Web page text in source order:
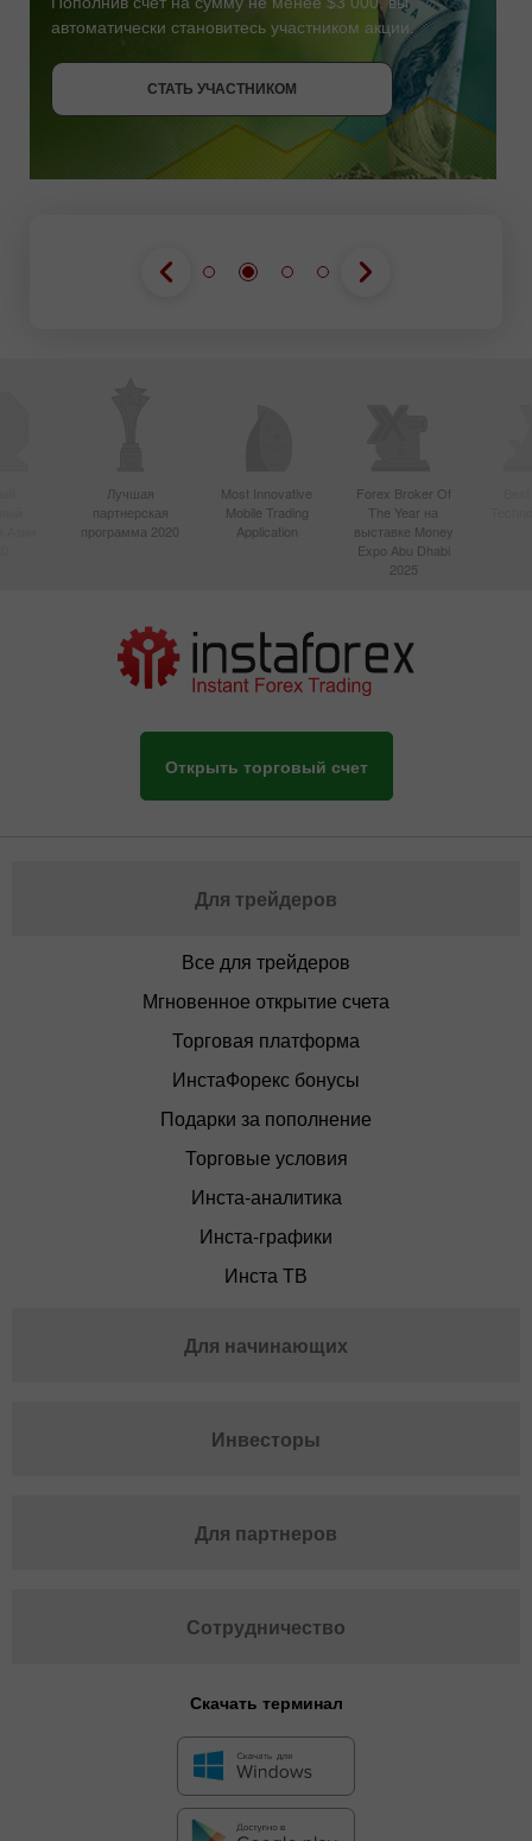
СТАТЬ УЧАСТНИКОМ
автоматически становитесь участником акции.
СТАТЬ УЧАСТНИКОМ
ПОЛУЧИТЬ БОНУС
Лучшая
партнерская
программа 2020
Most Innovative
Mobile Trading
Application
Forex Broker Of
The Year на
выставке Money
Expo Abu Dhabi
2025
Открыть торговый счет
Для трейдеров
Все для трейдеров
Мгновенное открытие счета
Торговая платформа
ИнстаФорекс бонусы
Подарки за пополнение
Торговые условия
Инста-аналитика
Инста-графики
Инста ТВ
Для начинающих
Инвесторы
Для партнеров
Сотрудничество
Скачать терминал